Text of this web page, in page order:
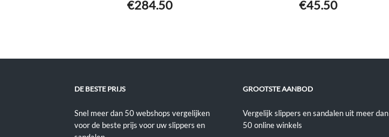
€284.50 €45.50
DE BESTE PRIJS
Snel meer dan 50 webshops vergelijken
voor de beste prijs voor uw slippers en
GROOTSTE AANBOD
Vergelijk slippers en sandalen uit meer dan
50 online winkels